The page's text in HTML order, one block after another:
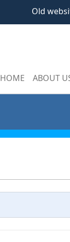
Old
HOME ABOUT